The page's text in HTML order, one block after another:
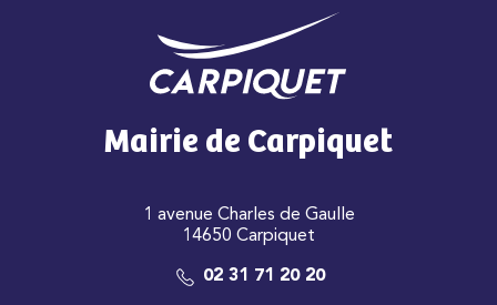
Mairie de Carpiquet
1 avenue Charles de Gaulle
14650 Carpiquet
02 31 71 20 20